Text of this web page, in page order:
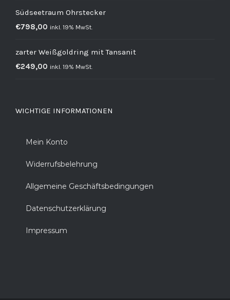
Südseetraum Ohrstecker
€798,00 inkl. 19% MwSt.
zarter Weißgoldring mit Tansanit
€249,00 inkl. 19% MwSt.
WICHTIGE INFORMATIONEN
Mein Konto
Widerrufsbelehrung
Allgemeine Geschäftsbedingungen
Datenschutzerklärung
Impressum